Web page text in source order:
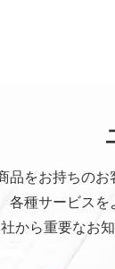
品をお持ちのお
各種サービスを
から重要なお